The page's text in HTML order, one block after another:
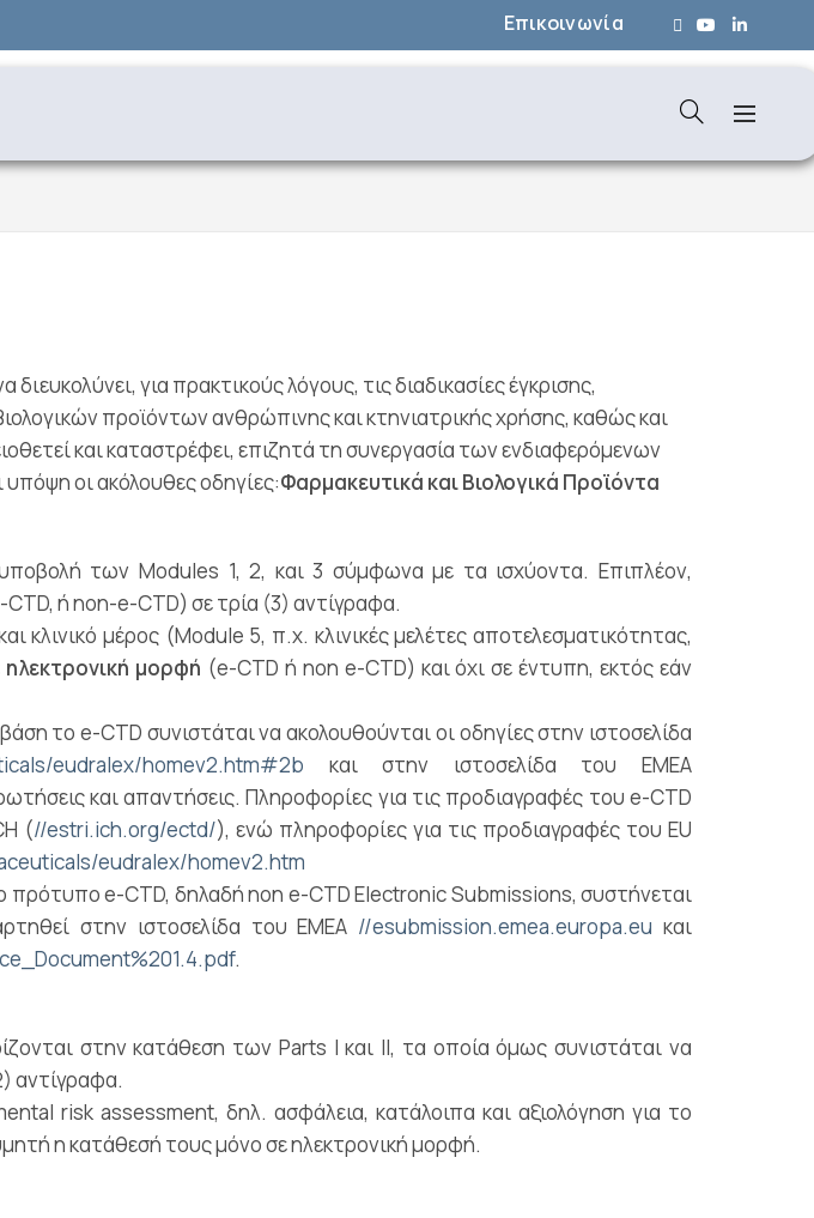
Επικοινωνία
για πρακτικούς λόγους, τις διαδικασίες έγκρισης,
προϊόντων ανθρώπινης και κτηνιατρικής χρήσης, καθώς και
και καταστρέφει, επιζητά τη συνεργασία των ενδιαφερόμενων
οι ακόλουθες οδηγίες:Φαρμακευτικά και Βιολογικά Προϊόντα
των Modules 1, 2, και 3 σύμφωνα με τα ισχύοντα. Επιπλέον,
ή non-e-CTD) σε τρία (3) αντίγραφα.
μέρος (Module 5, π.χ. κλινικές μελέτες αποτελεσματικότητας,
μορφή (e-CTD ή non e-CTD) και όχι σε έντυπη, εκτός εάν
το e-CTD συνιστάται να ακολουθούνται οι οδηγίες στην ιστοσελίδα
eudralex/homev2.htm#2b και στην ιστοσελίδα του ΕΜΕΑ
και απαντήσεις. Πληροφορίες για τις προδιαγραφές του e-CTD
(//estri.ich.org/ectd/), ενώ πληροφορίες για τις προδιαγραφές του EU
eudralex/homev2.htm
πρότυπο e-CTD, δηλαδή non e-CTD Electronic Submissions, συστήνεται
στην ιστοσελίδα του ΕΜΕΑ //esubmission.emea.europa.eu και
.
στην κατάθεση των Parts Ι και ΙΙ, τα οποία όμως συνιστάται να
αντίγραφα.
risk assessment, δηλ. ασφάλεια, κατάλοιπα και αξιολόγηση για το
η κατάθεσή τους μόνο σε ηλεκτρονική μορφή.